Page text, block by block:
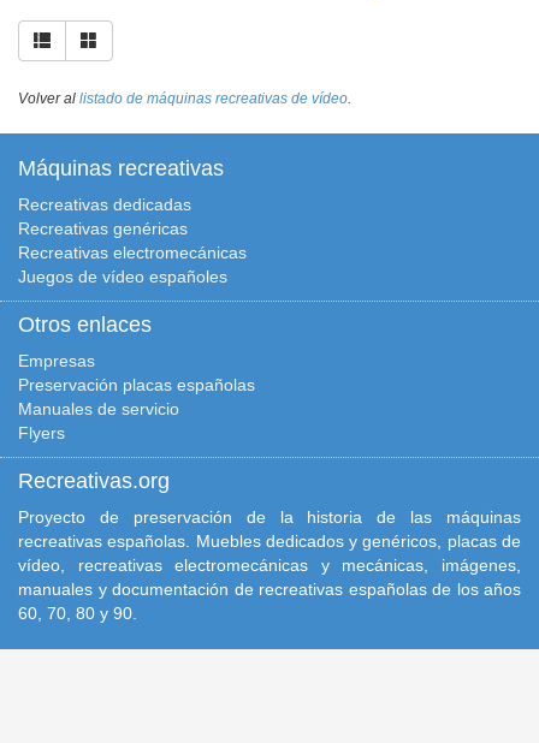
Volver al listado de máquinas recreativas de vídeo.
Máquinas recreativas
Recreativas dedicadas
Recreativas genéricas
Recreativas electromecánicas
Juegos de vídeo españoles
Otros enlaces
Empresas
Preservación placas españolas
Manuales de servicio
Flyers
Recreativas.org
Proyecto de preservación de la historia de las máquinas
recreativas españolas. Muebles dedicados y genéricos, placas de
vídeo, recreativas electromecánicas y mecánicas, imágenes,
manuales y documentación de recreativas españolas de los años
60, 70, 80 y 90.